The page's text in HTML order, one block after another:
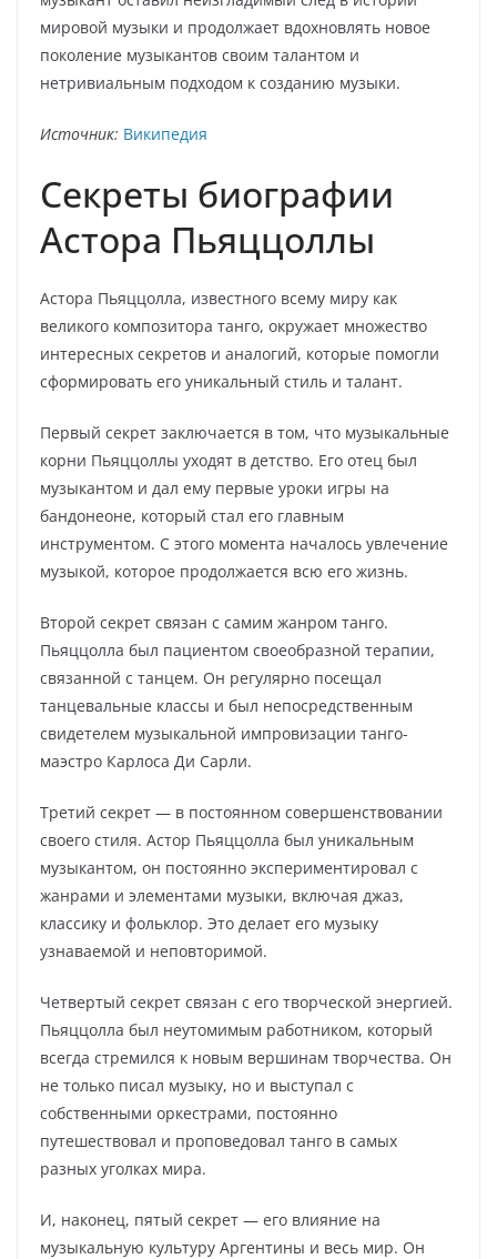
мировой музыки и продолжает вдохновлять новое
поколение музыкантов своим талантом и
нетривиальным подходом к созданию музыки.
Источник: Википедия
Секреты биографии
Астора Пьяццоллы
Астора Пьяццолла, известного всему миру как
великого композитора танго, окружает множество
интересных секретов и аналогий, которые помогли
сформировать его уникальный стиль и талант.
Первый секрет заключается в том, что музыкальные
корни Пьяццоллы уходят в детство. Его отец был
музыкантом и дал ему первые уроки игры на
бандонеоне, который стал его главным
инструментом. С этого момента началось увлечение
музыкой, которое продолжается всю его жизнь.
Второй секрет связан с самим жанром танго.
Пьяццолла был пациентом своеобразной терапии,
связанной с танцем. Он регулярно посещал
танцевальные классы и был непосредственным
свидетелем музыкальной импровизации танго-
маэстро Карлоса Ди Сарли.
Третий секрет — в постоянном совершенствовании
своего стиля. Астор Пьяццолла был уникальным
музыкантом, он постоянно экспериментировал с
жанрами и элементами музыки, включая джаз,
классику и фольклор. Это делает его музыку
узнаваемой и неповторимой.
Четвертый секрет связан с его творческой энергией.
Пьяццолла был неутомимым работником, который
всегда стремился к новым вершинам творчества. Он
не только писал музыку, но и выступал с
собственными оркестрами, постоянно
путешествовал и проповедовал танго в самых
разных уголках мира.
И, наконец, пятый секрет — его влияние на
музыкальную культуру Аргентины и весь мир. Он